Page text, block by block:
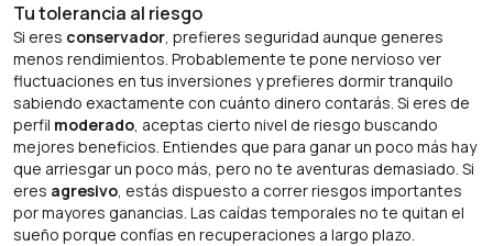
Tu tolerancia al riesgo
Si eres conservador, prefieres seguridad aunque generes
menos rendimientos. Probablemente te pone nervioso ver
fluctuaciones en tus inversiones y prefieres dormir tranquilo
sabiendo exactamente con cuánto dinero contarás. Si eres de
perfil moderado, aceptas cierto nivel de riesgo buscando
mejores beneficios. Entiendes que para ganar un poco más hay
que arriesgar un poco más, pero no te aventuras demasiado. Si
eres agresivo, estás dispuesto a correr riesgos importantes
por mayores ganancias. Las caídas temporales no te quitan el
sueño porque confías en recuperaciones a largo plazo.